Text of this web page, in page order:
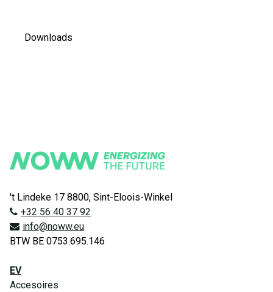
Downloads
't Lindeke 17 8800, Sint-Eloois-Winkel
+32 56 40 37 92
info@noww.eu
BTW BE 0753.695.146
EV
Accesoires